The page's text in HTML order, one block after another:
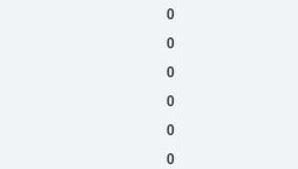
0
0
0
0
0
0